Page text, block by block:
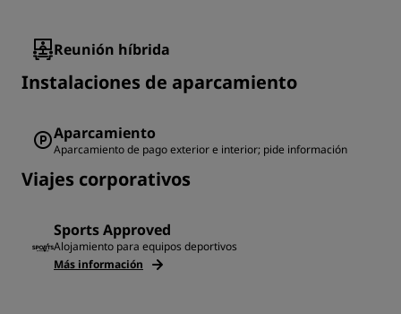
Reunión híbrida
Instalaciones de aparcamiento
Aparcamiento
Aparcamiento de pago exterior e interior; pide información
Viajes corporativos
Sports Approved
Alojamiento para equipos deportivos
Más información